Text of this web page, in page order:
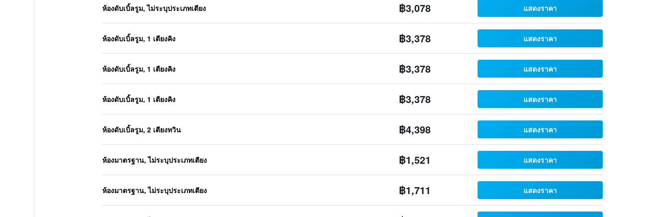
ห้องดับเบิ้ลรูม, ไม่ระบุประเภทเตียง ฿3,078 แสดงราคา
ห้องดับเบิ้ลรูม, 1 เตียงคิง ฿3,378 แสดงราคา
ห้องดับเบิ้ลรูม, 1 เตียงคิง ฿3,378 แสดงราคา
ห้องดับเบิ้ลรูม, 1 เตียงคิง ฿3,378 แสดงราคา
ห้องดับเบิ้ลรูม, 2 เตียงทวิน ฿4,398 แสดงราคา
ห้องมาตรฐาน, ไม่ระบุประเภทเตียง ฿1,521 แสดงราคา
ห้องมาตรฐาน, ไม่ระบุประเภทเตียง ฿1,711 แสดงราคา